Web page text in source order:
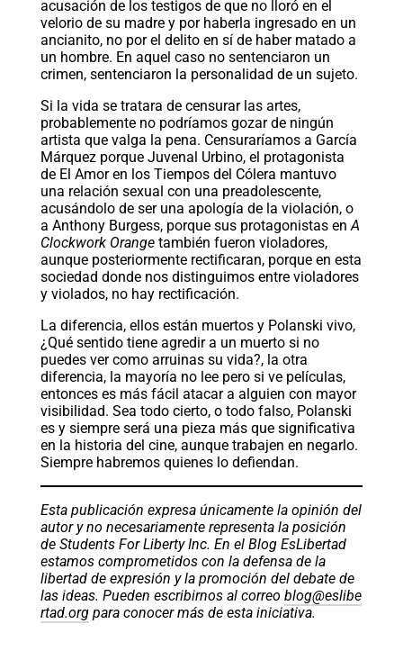
acusación de los testigos de que no lloró en el
velorio de su madre y por haberla ingresado en un
ancianito, no por el delito en sí de haber matado a
un hombre. En aquel caso no sentenciaron un
crimen, sentenciaron la personalidad de un sujeto.
Si la vida se tratara de censurar las artes,
probablemente no podríamos gozar de ningún
artista que valga la pena. Censuraríamos a García
Márquez porque Juvenal Urbino, el protagonista
de El Amor en los Tiempos del Cólera mantuvo
una relación sexual con una preadolescente,
acusándolo de ser una apología de la violación, o
a Anthony Burgess, porque sus protagonistas enA
Clockwork Orangetambién fueron violadores,
aunque posteriormente rectificaran, porque en esta
sociedad donde nos distinguimos entre violadores
y violados, no hay rectificación.
La diferencia, ellos están muertos y Polanski vivo,
¿Qué sentido tiene agredir a un muerto si no
puedes ver como arruinas su vida?, la otra
diferencia, la mayoría no lee pero si ve películas,
entonces es más fácil atacar a alguien con mayor
visibilidad. Sea todo cierto, o todo falso, Polanski
es y siempre será una pieza más que significativa
en la historia del cine, aunque trabajen en negarlo.
Siempre habremos quienes lo defiendan.
Esta publicación expresa únicamente la opinión del
autor y no necesariamente representa la posición
de Students For Liberty Inc. En el Blog EsLibertad
estamos comprometidos con la defensa de la
libertad de expresión y la promoción del debate de
las ideas. Pueden escribirnos al correo blog@eslibe
rtad.orgpara conocer más de esta iniciativa.